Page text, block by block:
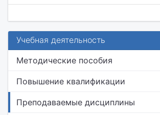
Учебная деятельность
Методические пособия
Повышение квалификации
Преподаваемые дисциплины